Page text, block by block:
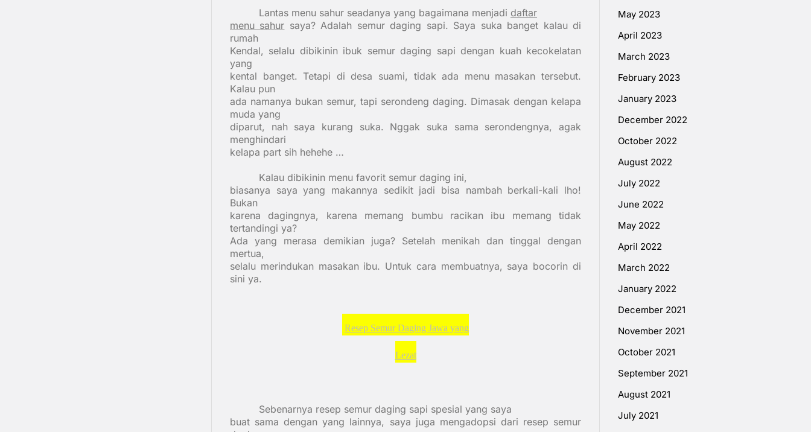
Lantas menu sahur seadanya yang bagaimana menjadi daftar
menu sahur saya? Adalah semur daging sapi. Saya suka banget kalau di
rumah
Kendal, selalu dibikinin ibuk semur daging sapi dengan kuah kecokelatan
yang
kental banget. Tetapi di desa suami, tidak ada menu masakan tersebut.
Kalau pun
ada namanya bukan semur, tapi serondeng daging. Dimasak dengan kelapa
muda yang
diparut, nah saya kurang suka. Nggak suka sama serondengnya, agak
menghindari
kelapa part sih hehehe …
Kalau dibikinin menu favorit semur daging ini,
biasanya saya yang makannya sedikit jadi bisa nambah berkali-kali lho!
Bukan
karena dagingnya, karena memang bumbu racikan ibu memang tidak
tertandingi ya?
Ada yang merasa demikian juga? Setelah menikah dan tinggal dengan
mertua,
selalu merindukan masakan ibu. Untuk cara membuatnya, saya bocorin di
sini ya.
Resep Semur Daging Jawa yang
Lezat
Sebenarnya resep semur daging sapi spesial yang saya
buat sama dengan yang lainnya, saya juga mengadopsi dari resep semur
May 2023
April 2023
March 2023
February 2023
January 2023
December 2022
October 2022
August 2022
July 2022
June 2022
May 2022
April 2022
March 2022
January 2022
December 2021
November 2021
October 2021
September 2021
August 2021
July 2021